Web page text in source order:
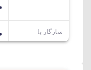
سازگار با